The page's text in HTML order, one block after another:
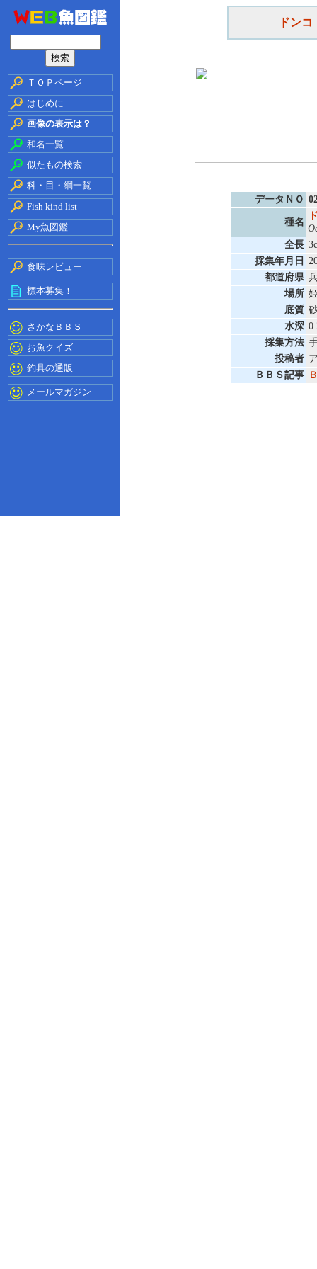
ＴＯＰページ
はじめに
画像の表示は？
和名一覧
似たもの検索
科・目・綱一覧
Fish kind list
My魚図鑑
食味レビュー
標本募集！
さかなＢＢＳ
お魚クイズ
釣具の通販
メールマガジン
ドンコ
データＮＯ
種名
全長
採集年月日
都道府県
場所
底質
水深
採集方法
投稿者
ＢＢＳ記事